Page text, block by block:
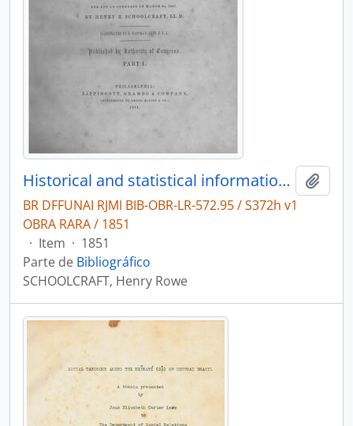
Historical and statistical information respecting the history, condition and prospects of the indian tribes of the United States: Collected and prepared under the direction of the Bureau Of Indian Affairs per act of Congress of March 3rd, 1847.
BR DFFUNAI RJMI BIB-OBR-LR-572.95 / S372h v1
OBRA RARA / 1851
· Item · 1851
Parte de Bibliográfico
SCHOOLCRAFT, Henry Rowe